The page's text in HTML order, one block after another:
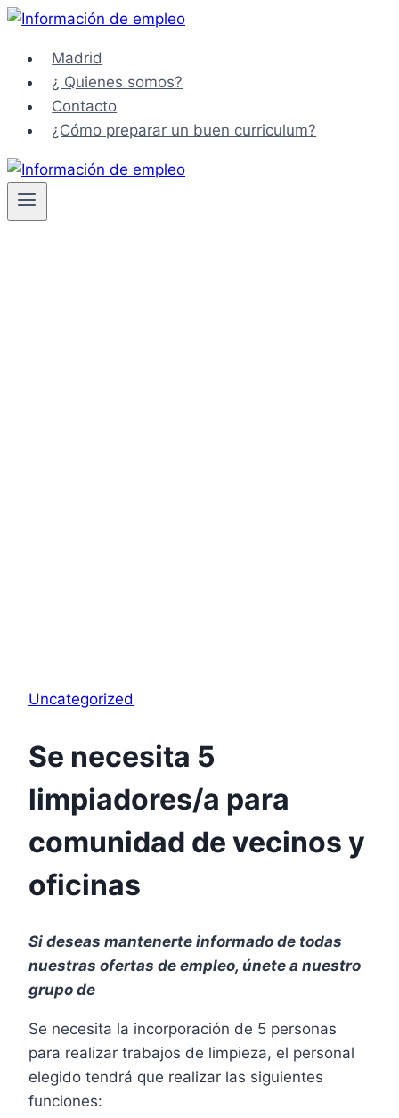
Saltar
contenidoMadrid
¿ Quienes somos?
Contacto
¿Cómo preparar un buen curriculum?
Uncategorized
Se necesita 5
limpiadores/a para
comunidad de vecinos y
oficinas
Si deseas mantenerte informado de todas
nuestras ofertas de empleo, únete a nuestro
grupo de
Se necesita la incorporación de 5 personas
para realizar trabajos de limpieza, el personal
elegido tendrá que realizar las siguientes
funciones: